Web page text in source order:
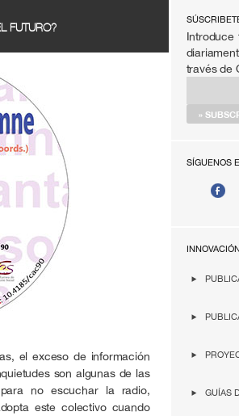
través de
SÍGUENOS
GUÍAS
FUTURO?
el exceso de información
son algunas de las
no escuchar la radio,
este colectivo cuando